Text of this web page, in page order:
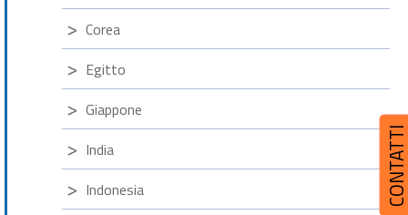
Corea
Egitto
Giappone
India
Indonesia